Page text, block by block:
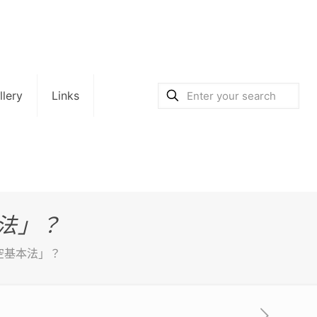
Links
」？
本法」？